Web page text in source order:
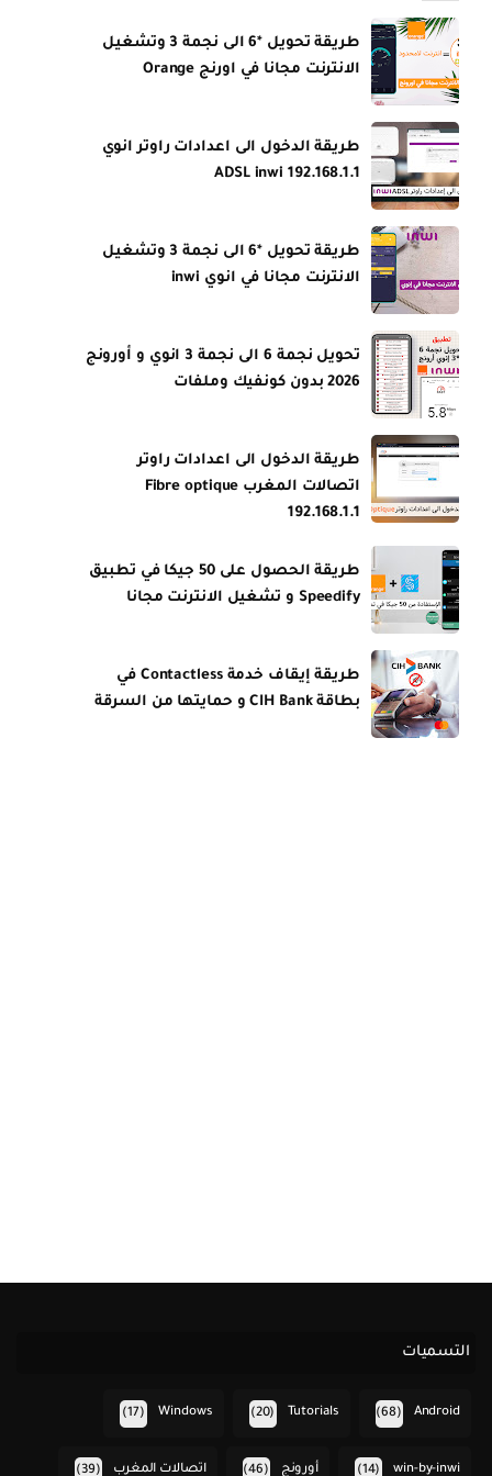
طريقة تحويل *6 الى نجمة 3 وتشغيل
الانترنت مجانا في اورنج Orange
طريقة الدخول الى اعدادات راوتر انوي
ADSL inwi 192.168.1.1
طريقة تحويل *6 الى نجمة 3 وتشغيل
الانترنت مجانا في انوي inwi
تحويل نجمة 6 الى نجمة 3 انوي و أورونج
2026 بدون كونفيك وملفات
طريقة الدخول الى اعدادات راوتر
اتصالات المغرب Fibre optique
192.168.1.1
طريقة الحصول على 50 جيكا في تطبيق
Speedify و تشغيل الانترنت مجانا
طريقة إيقاف خدمة Contactless في
بطاقة CIH Bank و حمايتها من السرقة
التسميات
Android
(68)
Tutorials
(20)
Windows
(17)
win-by-inwi
(14) أورونج (46) اتصالات المغرب (39)